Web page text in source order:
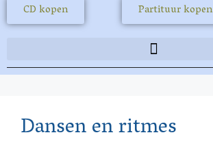
CD kopen Partituur kopen
Dansen en ritmes